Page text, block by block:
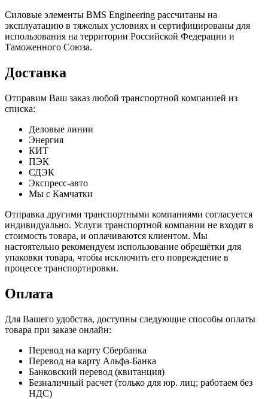
Силовые элементы BMS Engineering рассчитаны на
эксплуатацию в тяжелых условиях и сертифицированы для
использования на территории Российской Федерации и
Таможенного Союза.
Доставка
Отправим Ваш заказ любой транспортной компанией из
списка:
Деловые линии
Энергия
КИТ
ПЭК
СДЭК
Экспресс-авто
Мы с Камчатки
Отправка другими транспортными компаниями согласуется
индивидуально. Услуги транспортной компании не входят в
стоимость товара, и оплачиваются клиентом. Мы
настоятельно рекомендуем использование обрешётки для
упаковки товара, чтобы исключить его повреждение в
процессе транспортировки.
Оплата
Для Вашего удобства, доступны следующие способы оплаты
товара при заказе онлайн:
Перевод на карту Сбербанка
Перевод на карту Альфа-Банка
Банковский перевод (квитанция)
Безналичный расчет (только для юр. лиц; работаем без
НДС)